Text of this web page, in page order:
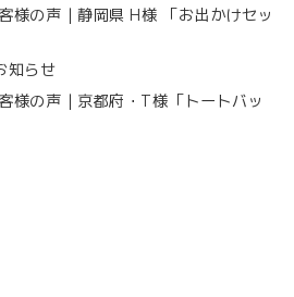
様の声｜静岡県 H様 「お出かけセッ
知らせ
様の声｜京都府・T様「トートバッ